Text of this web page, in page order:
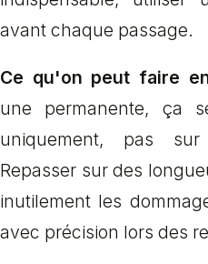
avant chaque passage.
Ce qu'on peut faire
une permanente, ça
uniquement, pas
Repasser sur des
inutilement les
avec précision lors des